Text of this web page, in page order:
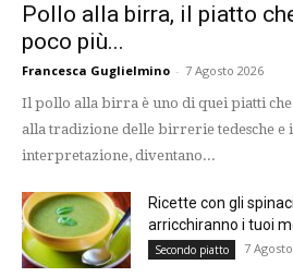
Pollo alla birra, il piatto
poco più...
Francesca Guglielmino - 7 Agosto 2026
Il pollo alla birra è uno di quei piatti
alla tradizione delle birrerie tedesche e
interpretazione, diventano...
Ricette con gli
arricchiranno i tuoi
Secondo piatto 7